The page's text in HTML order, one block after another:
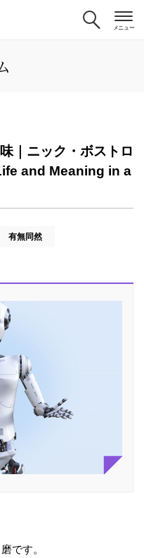
｜ニック・ボストロ
and Meaning in a
有無同然
です。